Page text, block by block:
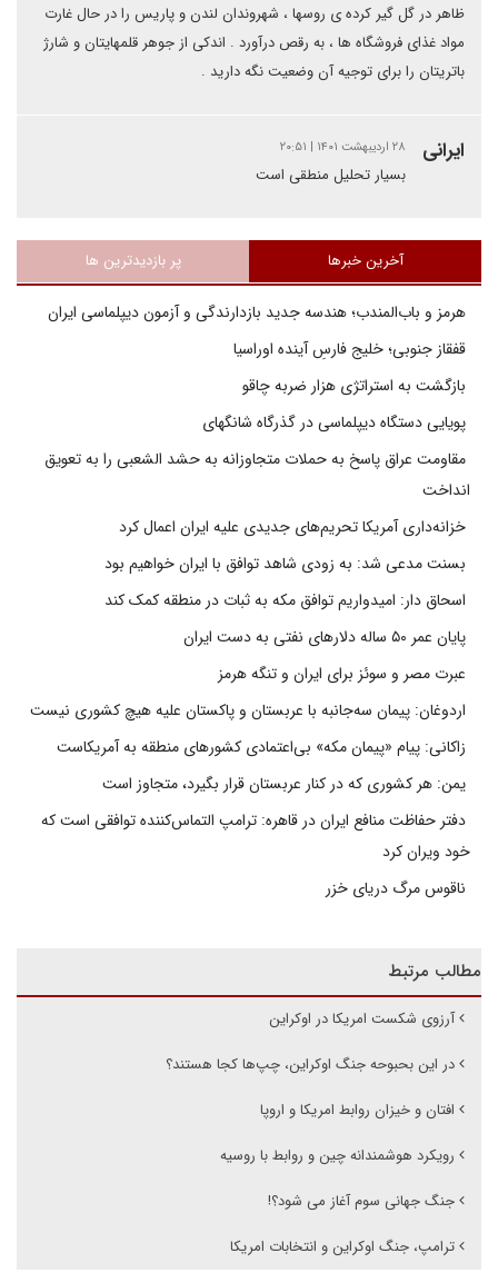
ظاهر در گل گیر کرده ی روسها ، شهروندان لندن و پاریس را در حال غارت
مواد غذای فروشگاه ها ، به رقص درآورد . اندکی از جوهر قلمهایتان و شارژ
باتریتان را برای توجیه آن وضعیت نگه دارید .
ایرانی ۲۸ اردیبهشت ۱۴۰۱ | ۲۰:۵۱
بسیار تحلیل منطقی است
آخرین خبرها پر بازدیدترین ها
هرمز و باب‌المندب؛ هندسه جدید بازدارندگی و آزمون دیپلماسی ایران
قفقاز جنوبی؛ خلیج فارسِ آینده اوراسیا
بازگشت به استراتژی هزار ضربه چاقو
پویایی دستگاه دیپلماسی در گذرگاه شانگهای
مقاومت عراق پاسخ به حملات متجاوزانه به حشد الشعبی را به تعویق
انداخت
خزانه‌داری آمریکا تحریم‌های جدیدی علیه ایران اعمال کرد
بسنت مدعی شد: به زودی شاهد توافق با ایران خواهیم بود
اسحاق دار: امیدواریم توافق مکه به ثبات در منطقه کمک کند
پایان عمر ۵۰ ساله دلارهای نفتی به دست ایران
عبرت مصر و سوئز برای ایران و تنگه هرمز
اردوغان: پیمان سه‌جانبه با عربستان و پاکستان علیه هیچ کشوری نیست
زاکانی: پیام «پیمان مکه» بی‌اعتمادی کشورهای منطقه به آمریکاست
یمن: هر کشوری که در کنار عربستان قرار بگیرد، متجاوز است
دفتر حفاظت منافع ایران در قاهره: ترامپ التماس‌کننده توافقی است که
خود ویران کرد
ناقوس مرگ دریای خزر
مطالب مرتبط
آرزوی شکست امریکا در اوکراین
در این بحبوحه جنگ اوکراین، چپ‌ها کجا هستند؟
افتان و خیزان روابط امریکا و اروپا
رویکرد هوشمندانه چین و روابط با روسیه
جنگ جهانی سوم آغاز می شود؟!
ترامپ، جنگ اوکراین و انتخابات امریکا